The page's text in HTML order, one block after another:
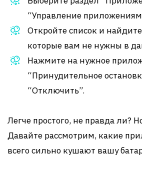
“Управление
Откройте список и
которые вам не нужны в
Нажмите на нужное
“Принудительное
“Отключить”.
Легче простого, не правда ли?
Давайте рассмотрим, какие
всего сильно кушают вашу